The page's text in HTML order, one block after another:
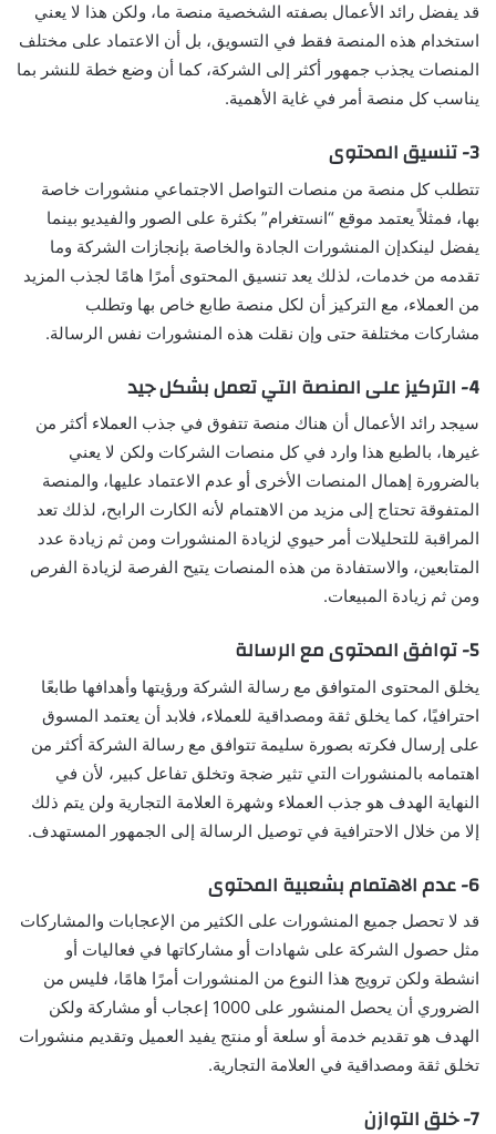
قد يفضل رائد الأعمال بصفته الشخصية منصة ما، ولكن هذا لا يعني
استخدام هذه المنصة فقط في التسويق، بل أن الاعتماد على مختلف
المنصات يجذب جمهور أكثر إلى الشركة، كما أن وضع خطة للنشر بما
يناسب كل منصة أمر في غاية الأهمية.
3- تنسيق المحتوى
تتطلب كل منصة من منصات التواصل الاجتماعي منشورات خاصة
بها، فمثلاً يعتمد موقع “انستغرام” بكثرة على الصور والفيديو بينما
يفضل لينكدإن المنشورات الجادة والخاصة بإنجازات الشركة وما
تقدمه من خدمات، لذلك يعد تنسيق المحتوى أمرًا هامًا لجذب المزيد
من العملاء، مع التركيز أن لكل منصة طابع خاص بها وتطلب
مشاركات مختلفة حتى وإن نقلت هذه المنشورات نفس الرسالة.
4- التركيز على المنصة التي تعمل بشكل جيد
سيجد رائد الأعمال أن هناك منصة تتفوق في جذب العملاء أكثر من
غيرها، بالطبع هذا وارد في كل منصات الشركات ولكن لا يعني
بالضرورة إهمال المنصات الأخرى أو عدم الاعتماد عليها، والمنصة
المتفوقة تحتاج إلى مزيد من الاهتمام لأنه الكارت الرابح، لذلك تعد
المراقبة للتحليلات أمر حيوي لزيادة المنشورات ومن ثم زيادة عدد
المتابعين، والاستفادة من هذه المنصات يتيح الفرصة لزيادة الفرص
ومن ثم زيادة المبيعات.
5- توافق المحتوى مع الرسالة
يخلق المحتوى المتوافق مع رسالة الشركة ورؤيتها وأهدافها طابعًا
احترافيًا، كما يخلق ثقة ومصداقية للعملاء، فلابد أن يعتمد المسوق
على إرسال فكرته بصورة سليمة تتوافق مع رسالة الشركة أكثر من
اهتمامه بالمنشورات التي تثير ضجة وتخلق تفاعل كبير، لأن في
النهاية الهدف هو جذب العملاء وشهرة العلامة التجارية ولن يتم ذلك
إلا من خلال الاحترافية في توصيل الرسالة إلى الجمهور المستهدف.
6- عدم الاهتمام بشعبية المحتوى
قد لا تحصل جميع المنشورات على الكثير من الإعجابات والمشاركات
مثل حصول الشركة على شهادات أو مشاركاتها في فعاليات أو
انشطة ولكن ترويج هذا النوع من المنشورات أمرًا هامًا، فليس من
الضروري أن يحصل المنشور على 1000 إعجاب أو مشاركة ولكن
الهدف هو تقديم خدمة أو سلعة أو منتج يفيد العميل وتقديم منشورات
تخلق ثقة ومصداقية في العلامة التجارية.
7- خلق التوازن